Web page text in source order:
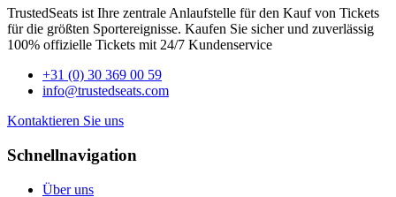
TrustedSeats ist Ihre zentrale Anlaufstelle für den Kauf von Tickets
für die größten Sportereignisse. Kaufen Sie sicher und zuverlässig
100% offizielle Tickets mit 24/7 Kundenservice
+31 (0) 30 369 00 59
info@trustedseats.com
Kontaktieren Sie uns
Schnellnavigation
Über uns